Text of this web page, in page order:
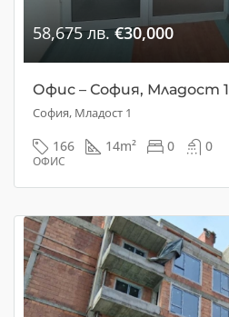
58,675 лв.€30,000
Офис – София, Младост 1
София, Младост 1
166 14m² 0 0
ОФИС